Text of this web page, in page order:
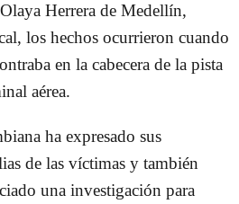
Herrera de Medellín,
los hechos ocurrieron cuando
en la cabecera de la pista
aérea.
ha expresado sus
de las víctimas y también
una investigación para